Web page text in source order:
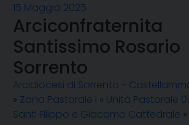
15 Maggio 2025
Arciconfraternita
Santissimo Rosario
Sorrento
Arcidiocesi di Sorrento -
» Zona Pastorale I » Unità Pastorale
Santi Filippo e Giacomo Cattedrale »